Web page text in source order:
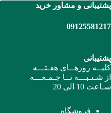
پشتیبانی و مشاور خرید
09125581217
پشتیبانی
کلیــه روزهــای هفـتـــه
از شـنـبـــه تــا جـمـعـــه
سـاعت 10 الی 20
فروشگاه